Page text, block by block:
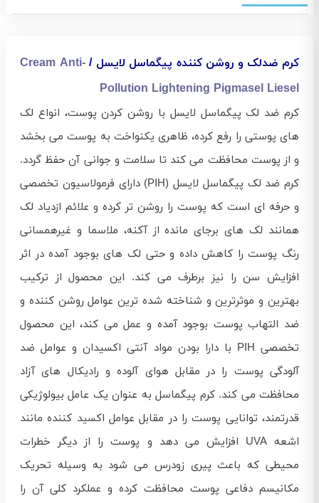
کرم ضدلک و روشن کننده پیگماسل لایسل /Cream Anti-
Pollution Lightening Pigmasel Liesel
کرم ضد لک پیگماسل لایسل با روشن کردن پوست، انواع لک‌
های پوستی را رفع کرده، ظاهری یکنواخت به پوست می‌ بخشد
و از پوست محافظت می‌ کند تا سلامت و جوانی آن حفظ گردد.
کرم ضد لک پیگماسل لایسل (PIH) دارای فرمولاسیون تخصصی
و حرفه‌ ای است که پوست را روشن‌ تر کرده و علائم ازدیاد لک
همانند لک های برجای مانده از آکنه، ملاسما و غیرهمسانی
رنگ پوست را کاهش داده و حتی لک‌ های بوجود آمده در اثر
افزایش سن را نیز برطرف می‌ کند. این محصول از ترکیب
بهترین و موثرترین و شناخته شده ترین عوامل روشن کننده و
ضد التهاب پوست بوجود آمده و عمل می‌ کند، این محصول
تخصصی PIH با دارا بودن مواد آنتی اکسیدان و عوامل ضد
آلودگی پوست را در مقابل هوای آلوده و رادیکال‌ های آزاد
محافظت می‌ کند. کرم پیگماسل به عنوان یک عامل بیولوژیکی
قدرتمند، توانایی پوست را در مقابل عوامل اکسید کننده مانند
اشعه UVA افزایش می‌ دهد و پوست را از دیگر خطرات
محیطی که باعث پیری زودرس می‌ شود به وسیله تحریک
مکانیسم دفاعی پوست محافظت کرده و عملکرد کلی آن را